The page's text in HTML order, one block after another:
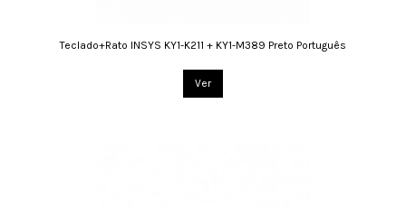
Teclado+Rato INSYS KY1-K211 + KY1-M389 Preto Português
Ver